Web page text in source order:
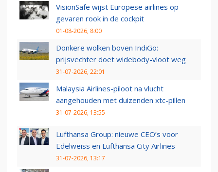
VisionSafe wijst Europese airlines op
gevaren rook in de cockpit
01-08-2026, 8:00
Donkere wolken boven IndiGo:
prijsvechter doet widebody-vloot weg
31-07-2026, 22:01
Malaysia Airlines-piloot na vlucht
aangehouden met duizenden xtc-pillen
31-07-2026, 13:55
Lufthansa Group: nieuwe CEO’s voor
Edelweiss en Lufthansa City Airlines
31-07-2026, 13:17